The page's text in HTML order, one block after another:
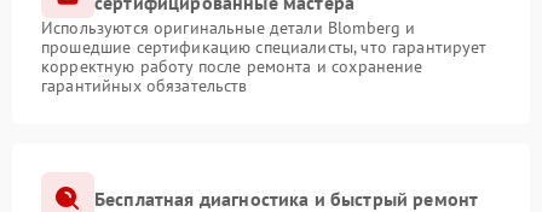
Используются оригинальные детали Blomberg и
прошедшие сертификацию специалисты, что гарантирует
корректную работу после ремонта и сохранение
гарантийных обязательств
Бесплатная диагностика и быстрый ремонт